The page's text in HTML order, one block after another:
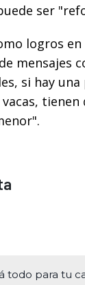
ser
logros en
mensajes
si hay
todo para tu